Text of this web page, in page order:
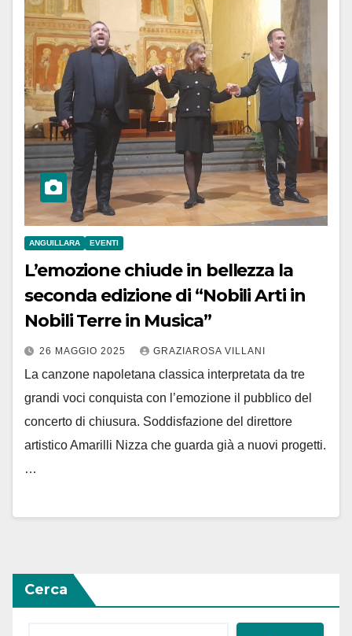
ANGUILLARA EVENTI
L’emozione chiude in bellezza la
seconda edizione di “Nobili Arti in
Nobili Terre in Musica”
26 MAGGIO 2025 GRAZIAROSA VILLANI
La canzone napoletana classica interpretata da tre
grandi voci conquista con l’emozione il pubblico del
concerto di chiusura. Soddisfazione del direttore
artistico Amarilli Nizza che guarda già a nuovi progetti.
…
Cerca